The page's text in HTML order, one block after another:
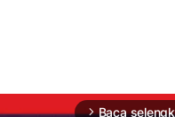
arrow_forward_ios Baca